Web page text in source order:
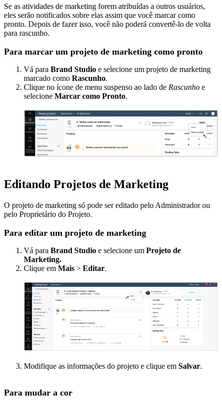
Se as atividades de marketing forem atribuídas a outros usuários,
eles serão notificados sobre elas assim que você marcar como
pronto. Depois de fazer isso, você não poderá convertê-lo de volta
para rascunho.
Para marcar um projeto de marketing como pronto
Vá para Brand Studio e selecione um projeto de marketing
marcado como Rascunho.
Clique no ícone de menu suspenso ao lado de Rascunho e
selecione Marcar como Pronto.
Editando Projetos de Marketing
O projeto de marketing só pode ser editado pelo Administrador ou
pelo Proprietário do Projeto.
Para editar um projeto de marketing
Vá para Brand Studio e selecione um Projeto de
Marketing.
Clique em Mais > Editar.
Modifique as informações do projeto e clique em Salvar.
Para mudar a cor